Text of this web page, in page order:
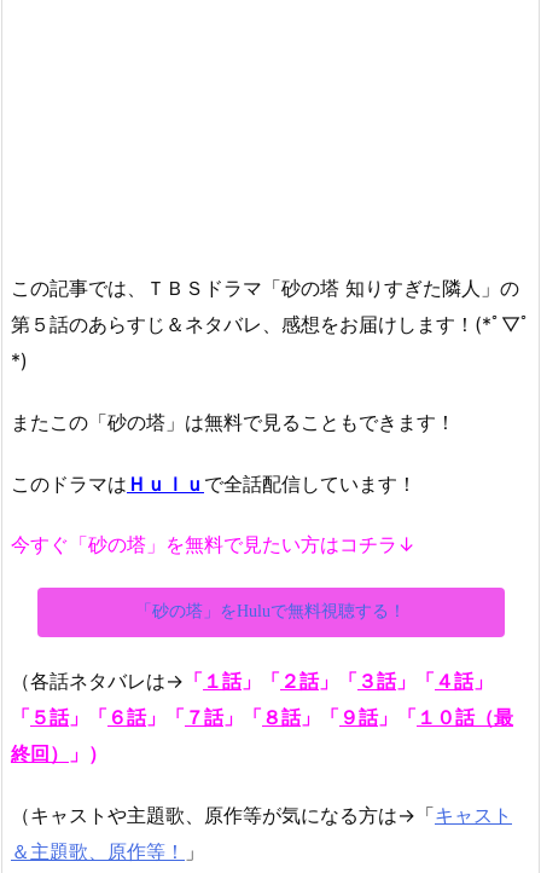
この記事では、ＴＢＳドラマ「砂の塔 知りすぎた隣人」の
第５話のあらすじ＆ネタバレ、感想をお届けします！(*ﾟ▽ﾟ
*)
またこの「砂の塔」は無料で見ることもできます！
このドラマは Ｈｕｌｕ で全話配信しています！
今すぐ「砂の塔」を無料で見たい方はコチラ↓
「砂の塔」をHuluで無料視聴する！
（各話ネタバレは→ 「 １話」「 ２話」 「 ３話」 「 ４話」
「 ５話」 「 ６話」 「 ７話」 「 ８話」「 ９話」 「 １０話（最
終回）
」 ）
（キャストや主題歌、原作等が気になる方は→「キャスト
＆主題歌、原作等！ 」